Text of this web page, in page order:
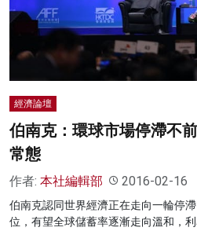
經濟論壇
伯南克：環球市場停滯不
常態
作者: 本社編輯部 2016-02-16
伯南克認同世界經濟正在走向一輪停
位，有望全球儲蓄率逐漸走向溫和，利